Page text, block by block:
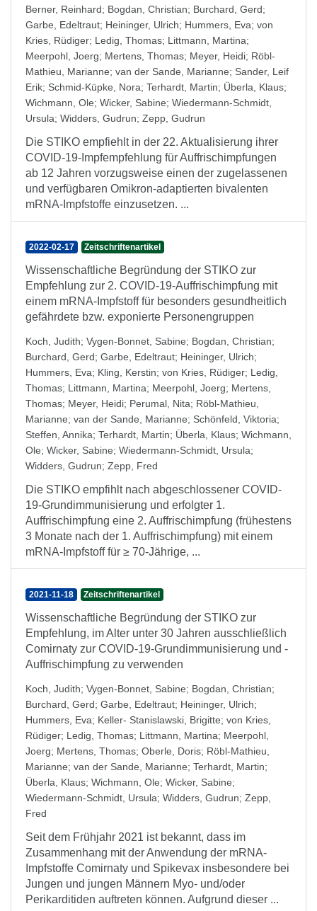
Berner, Reinhard; Bogdan, Christian; Burchard, Gerd;
Garbe, Edeltraut; Heininger, Ulrich; Hummers, Eva; von
Kries, Rüdiger; Ledig, Thomas; Littmann, Martina;
Meerpohl, Joerg; Mertens, Thomas; Meyer, Heidi; Röbl-
Mathieu, Marianne; van der Sande, Marianne; Sander, Leif
Erik; Schmid-Küpke, Nora; Terhardt, Martin; Überla, Klaus;
Wichmann, Ole; Wicker, Sabine; Wiedermann-Schmidt,
Ursula; Widders, Gudrun; Zepp, Gudrun
Die STIKO empfiehlt in der 22. Aktualisierung ihrer
COVID-19-Impfempfehlung für Auffrischimpfungen
ab 12 Jahren vorzugsweise einen der zugelassenen
und verfügbaren Omikron-adaptierten bivalenten
mRNA-Impfstoffe einzusetzen. ...
2022-02-17 Zeitschriftenartikel
Wissenschaftliche Begründung der STIKO zur
Empfehlung zur 2. COVID-19-Auffrischimpfung mit
einem mRNA-Impfstoff für besonders gesundheitlich
gefährdete bzw. exponierte Personengruppen
Koch, Judith; Vygen-Bonnet, Sabine; Bogdan, Christian;
Burchard, Gerd; Garbe, Edeltraut; Heininger, Ulrich;
Hummers, Eva; Kling, Kerstin; von Kries, Rüdiger; Ledig,
Thomas; Littmann, Martina; Meerpohl, Joerg; Mertens,
Thomas; Meyer, Heidi; Perumal, Nita; Röbl-Mathieu,
Marianne; van der Sande, Marianne; Schönfeld, Viktoria;
Steffen, Annika; Terhardt, Martin; Überla, Klaus; Wichmann,
Ole; Wicker, Sabine; Wiedermann-Schmidt, Ursula;
Widders, Gudrun; Zepp, Fred
Die STIKO empfihlt nach abgeschlossener COVID-
19-Grundimmunisierung und erfolgter 1.
Auffrischimpfung eine 2. Auffrischimpfung (frühestens
3 Monate nach der 1. Auffrischimpfung) mit einem
mRNA-Impfstoff für ≥ 70-Jährige, ...
2021-11-18 Zeitschriftenartikel
Wissenschaftliche Begründung der STIKO zur
Empfehlung, im Alter unter 30 Jahren ausschließlich
Comirnaty zur COVID-19-Grundimmunisierung und -
Auffrischimpfung zu verwenden
Koch, Judith; Vygen-Bonnet, Sabine; Bogdan, Christian;
Burchard, Gerd; Garbe, Edeltraut; Heininger, Ulrich;
Hummers, Eva; Keller- Stanislawski, Brigitte; von Kries,
Rüdiger; Ledig, Thomas; Littmann, Martina; Meerpohl,
Joerg; Mertens, Thomas; Oberle, Doris; Röbl-Mathieu,
Marianne; van der Sande, Marianne; Terhardt, Martin;
Überla, Klaus; Wichmann, Ole; Wicker, Sabine;
Wiedermann-Schmidt, Ursula; Widders, Gudrun; Zepp,
Fred
Seit dem Frühjahr 2021 ist bekannt, dass im
Zusammenhang mit der Anwendung der mRNA-
Impfstoffe Comirnaty und Spikevax insbesondere bei
Jungen und jungen Männern Myo- und/oder
Perikarditiden auftreten können. Aufgrund dieser ...